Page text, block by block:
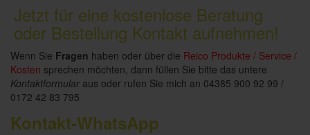
Jetzt für eine kostenlose Beratung
oder Bestellung Kontakt aufnehmen!
Wenn Sie Fragen haben oder über die Reico Produkte / Service /
Kosten sprechen möchten, dann füllen Sie bitte das untere
Kontaktformular aus oder rufen Sie mich an 04385 900 92 99 /
0172 42 83 795
Kontakt-WhatsApp